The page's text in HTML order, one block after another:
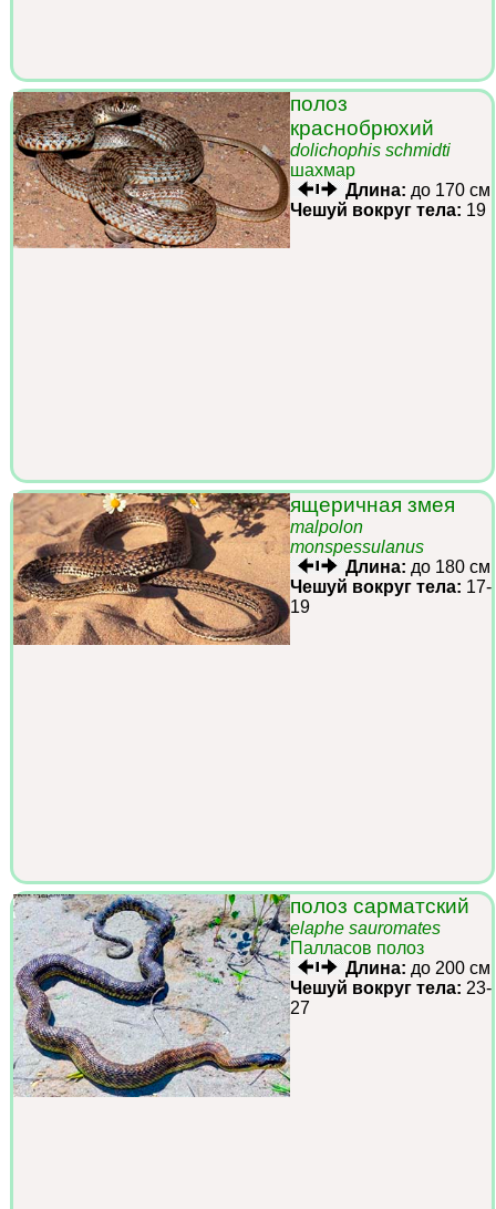
полоз
краснобрюхий
dolichophis schmidti
шахмар
Длина: до 170 см
Чешуй вокруг тела: 19
ящеричная змея
malpolon
monspessulanus
Длина: до 180 см
Чешуй вокруг тела: 17-
19
полоз сарматский
elaphe sauromates
Палласов полоз
Длина: до 200 см
Чешуй вокруг тела: 23-
27